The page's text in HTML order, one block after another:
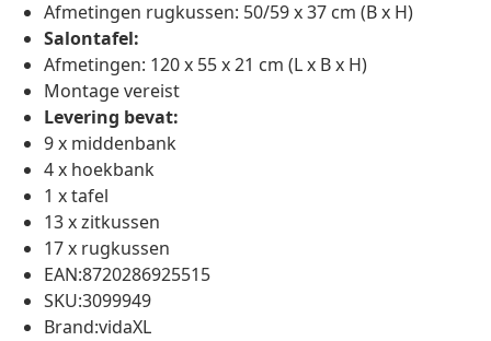
Afmetingen rugkussen: 50/59 x 37 cm (B x H)
Salontafel:
Afmetingen: 120 x 55 x 21 cm (L x B x H)
Montage vereist
Levering bevat:
9 x middenbank
4 x hoekbank
1 x tafel
13 x zitkussen
17 x rugkussen
EAN:8720286925515
SKU:3099949
Brand:vidaXL